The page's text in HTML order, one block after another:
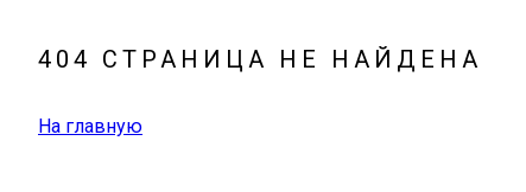
404 СТРАНИЦА НЕ НАЙДЕНА
На главную